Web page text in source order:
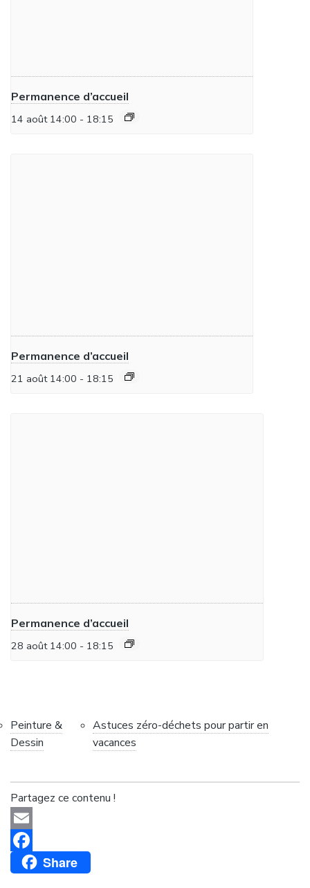
Permanence d’accueil
14 août 14:00 - 18:15
Permanence d’accueil
21 août 14:00 - 18:15
Permanence d’accueil
28 août 14:00 - 18:15
Peinture &
Dessin
Astuces zéro-déchets pour partir en
vacances
Partagez ce contenu !
Email
FacebookShare